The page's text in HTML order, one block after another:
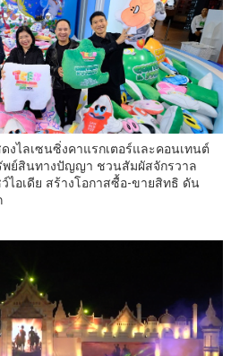
ดงไลเซนซิ่งคาแรกเตอร์และคอนเทนต์
ย์สินทางปัญญา ชวนสัมผัสจักรวาล
ว์ไอเดีย สร้างโอกาสซื้อ-ขายสิทธิ ดัน